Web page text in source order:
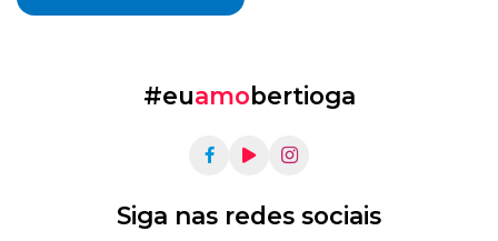
#euamobertioga
Siga nas redes sociais